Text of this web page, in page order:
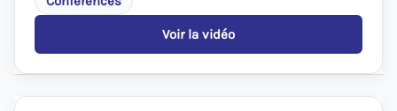
Voir la vidéo
:
20
ans